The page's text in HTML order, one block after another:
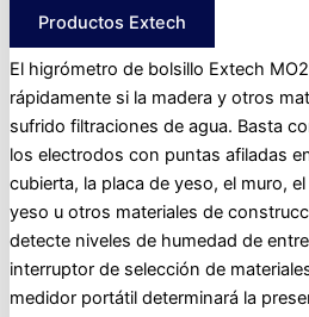
Productos Extech
El higrómetro de bolsillo Extech
rápidamente si la madera y otros
sufrido filtraciones de agua. Basta
los electrodos con puntas afiladas
cubierta, la placa de yeso, el muro,
yeso u otros materiales de
detecte niveles de humedad de
interruptor de selección de
medidor portátil determinará la